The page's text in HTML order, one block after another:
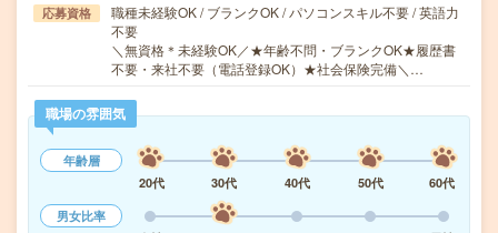
応募資格
職種未経験OK / ブランクOK / パソコンスキル不要 / 英語力
不要
＼無資格＊未経験OK／★年齢不問・ブランクOK★履歴書
不要・来社不要（電話登録OK）★社会保険完備＼…
職場の雰囲気
年齢層
20代
30代 40代 50代
60代
男女比率